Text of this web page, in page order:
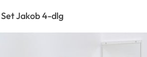
Jakob 4-dlg